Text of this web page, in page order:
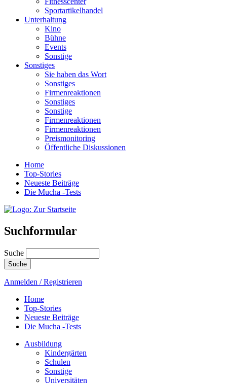
Sportartikelhandel
Unterhaltung
Kino
Bühne
Events
Sonstige
Sonstiges
Sie haben das Wort
Sonstiges
Firmenreaktionen
Sonstiges
Sonstige
Firmenreaktionen
Firmenreaktionen
Preismonitoring
Öffentliche Diskussionen
Home
Top-Stories
Neueste Beiträge
Die Mucha -Tests
Suchformular
Suche
Anmelden / Registrieren
Home
Top-Stories
Neueste Beiträge
Die Mucha -Tests
Ausbildung
Kindergärten
Schulen
Sonstige
Universitäten